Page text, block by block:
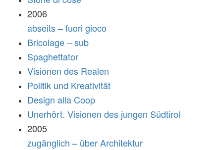
2006
abseits – fuori gioco
Bricolage – sub
Spaghettator
Visionen des Realen
Politik und Kreativität
Design alla Coop
Unerhört. Visionen des jungen Südtirol
2005
zugänglich – über Architektur